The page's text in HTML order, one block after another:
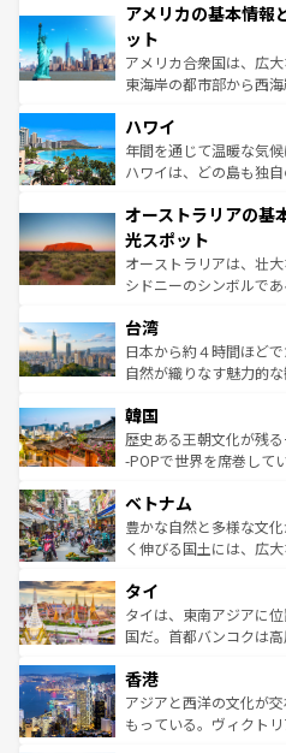
ンツ一覧を参照してほ
の建物がそのまま残る
博物館もあり、アルプ
ことができる。国民の
者向けの交通パス提供
着のスイス情報は
アメリカの基本情報
ット
アメリカ合衆国は、広
東海岸の都市部から西
のような巨大都市は、
ンメントが詰まった刺
西部には大自然が広が
部のニューオーリンズ
文化が魅力。旅行者は
しみながら、その多様
るだろう。車でのロー
情報は
ハワイ
年間を通じて温暖な気
ハワイは、どの島も独
ワイ島は見逃せない。
島だが、静かな自然を
おすすめ。エメラルド
文化や歴史が息づいて
人々、おいしいローカ
ク、伝統的なフラダン
っている。訪れるたび
はコンテンツ一覧
オーストラリアの基
光スポット
オーストラリアは、壮
シドニーのシンボルで
リアリーフや大陸中央
ク）、タスマニアの美
ど、見どころがたくさ
いる。アクティビティ
ビング、ハイキングな
い。オーストラリアの
参照してほしい。
台湾
日本から約４時間ほど
自然が織りなす魅力的
ン）、静ひつな山岳地帯
と山間の静けさが共存
驚きをもたらしてくれ
容にもいいと評判のスイ
が味わえる。 な
照してほしい。
韓国
歴史ある王朝文化が残
-POPで世界を席巻して
き、地方に足を延ばせば
できる。そして、キム
まで、さまざまな韓国
リティに包まれながら
わっ
覧を参照してほしい。
ベトナム
豊かな自然と多様な文
く伸びる国土には、広
急速な発展と共に伝統
ーチミン市のフランス
醸し出している。また
とつ。フォーやバイン
ひ現地で味わいたい。
が旅行者を迎えてくれ
タイ
タイは、東南アジアに
国だ。首都バンコクは
の活気が交差している
帯で自然と触れ合い、
いビーチでリゾート気
香港
アジアと西洋の文化が
もっている。ヴィクト